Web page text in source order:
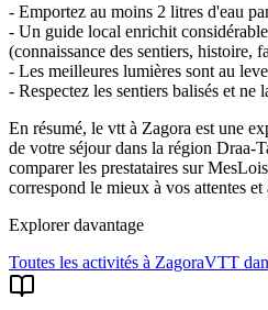
- Emportez au moins 2 litres d'eau
- Un guide local enrichit
(connaissance des sentiers, histoire,
- Les meilleures lumières sont au
- Respectez les sentiers balisés et ne
En résumé, le vtt à Zagora est une
de votre séjour dans la région Draa-
comparer les prestataires sur
correspond le mieux à vos attentes
Explorer davantage
Toutes les activités à ZagoraVTT